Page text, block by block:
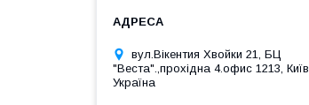
вул.Вікентия Хвойки 21, БЦ
"Веста".,прохідна 4.офис 1213, Київ,
Україна